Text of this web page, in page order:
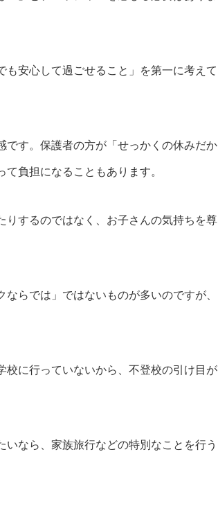
安心して過ごせること」を第一に考えて
です。保護者の方が「せっかくの休みだか
負担になることもあります。
するのではなく、お子さんの気持ちを尊
らでは」ではないものが多いのですが、
校に行っていないから、不登校の引け目が
なら、家族旅行などの特別なことを行う